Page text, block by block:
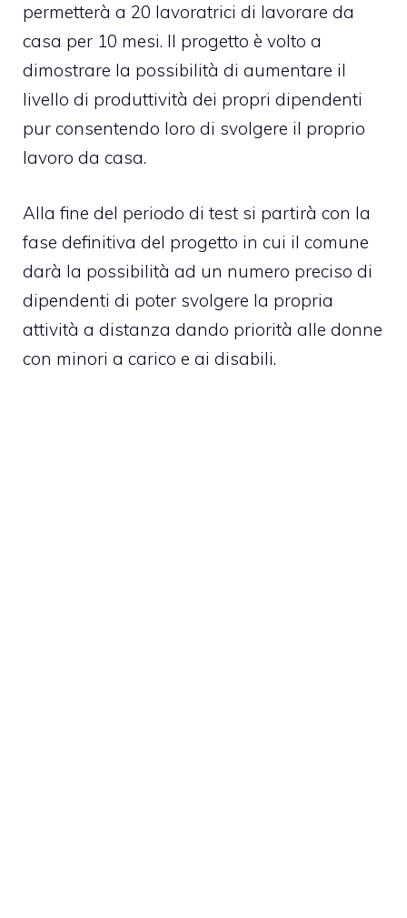
permetterà a 20 lavoratrici di lavorare da
casa per 10 mesi. Il progetto è volto a
dimostrare la possibilità di aumentare il
livello di produttività dei propri dipendenti
pur consentendo loro di svolgere il proprio
lavoro da casa.
Alla fine del periodo di test si partirà con la
fase definitiva del progetto in cui il comune
darà la possibilità ad un numero preciso di
dipendenti di poter svolgere la propria
attività a distanza dando priorità alle donne
con minori a carico e ai disabili.